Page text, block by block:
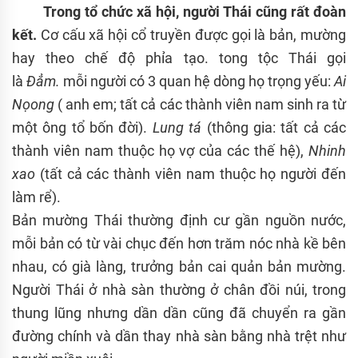
Trong tổ chức xã hội, người Thái cũng rất đoàn
kết. Cơ cấu xã hội cổ truyền được gọi là bản, mường
hay theo chế độ phỉa tạo. tong tộc Thái gọi
là Đẳm. mỗi người có 3 quan hệ dòng họ trọng yếu: Ai
Nọong ( anh em; tất cả các thành viên nam sinh ra từ
một ông tổ bốn đời). Lung tá (thông gia: tất cả các
thành viên nam thuộc họ vợ của các thế hệ), Nhinh
xao (tất cả các thành viên nam thuộc họ người đến
làm rể).
Bản mường Thái thường định cư gần nguồn nước,
mỗi bản có từ vài chục đến hơn trăm nóc nhà kề bên
nhau, có già làng, trưởng bản cai quản bản mường.
Người Thái ở nhà sàn thường ở chân đồi núi, trong
thung lũng nhưng dần dần cũng đã chuyển ra gần
đường chính và dần thay nhà sàn bằng nhà trệt như